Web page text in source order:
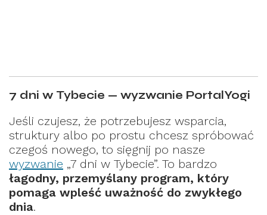
7 dni w Tybecie — wyzwanie PortalYogi
Jeśli czujesz, że potrzebujesz wsparcia,
struktury albo po prostu chcesz spróbować
czegoś nowego, to sięgnij po nasze
wyzwanie „7 dni w Tybecie”. To bardzo
łagodny, przemyślany program, który
pomaga wpleść uważność do zwykłego
dnia.